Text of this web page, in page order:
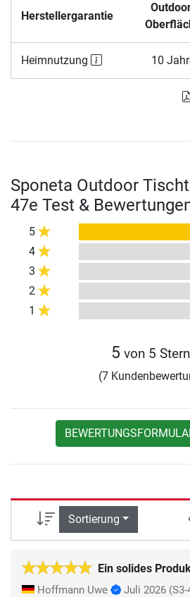
Herstellergarantie
Heimnutzung 10
Sponeta Outdoor
47e Test &
5
4
3
2
1
5 von 5
(7
Sortierung
Ein solides
Hoffmann Uwe Juli 2026 (S3-